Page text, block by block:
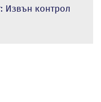
Извън контрол